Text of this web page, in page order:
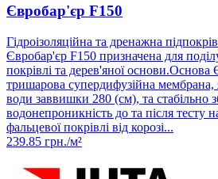
Євробар'єр F150
Гідроізоляційна та дренажна
Євробар'єр F150 призначена для
покрівлі та дерев'яної
тришарова супердифузійна мембрана,
води заввишки 280 (см), та стабільно
водонепроникність до та після тесту
фальцевої покрівлі від корозі...
239.85 грн./м²